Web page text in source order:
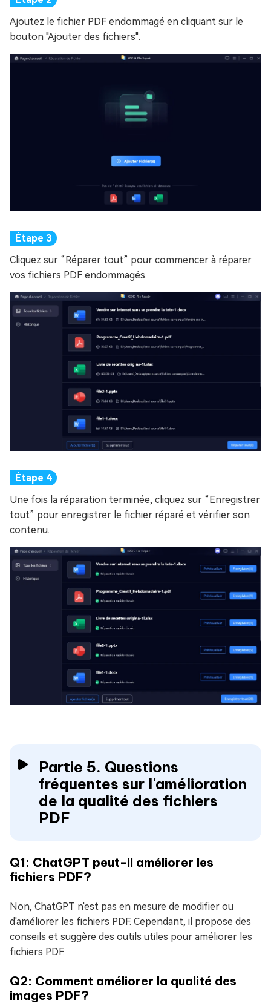
Ajoutez le fichier PDF endommagé en cliquant sur le
bouton "Ajouter des fichiers".
Cliquez sur “Réparer tout” pour commencer à réparer
vos fichiers PDF endommagés.
Une fois la réparation terminée, cliquez sur “Enregistrer
tout” pour enregistrer le fichier réparé et vérifier son
contenu.
Partie 5. Questions
fréquentes sur l'amélioration
de la qualité des fichiers
PDF
Q1: ChatGPT peut-il améliorer les
fichiers PDF?
Non, ChatGPT n'est pas en mesure de modifier ou
d'améliorer les fichiers PDF. Cependant, il propose des
conseils et suggère des outils utiles pour améliorer les
fichiers PDF.
Q2: Comment améliorer la qualité des
images PDF?